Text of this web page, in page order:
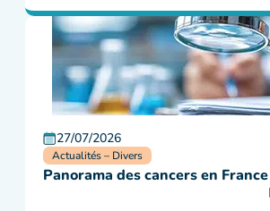
27/07/2026
Actualités – Divers
Panorama des cancers en